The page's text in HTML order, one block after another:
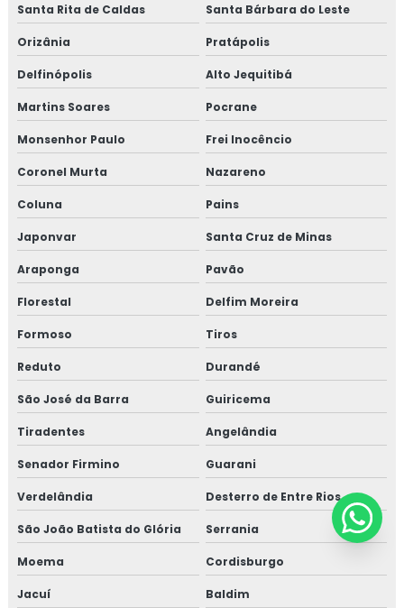
Santa Rita de Caldas Santa Bárbara do Leste
Orizânia Pratápolis
Delfinópolis Alto Jequitibá
Martins Soares Pocrane
Monsenhor Paulo Frei Inocêncio
Coronel Murta Nazareno
Coluna Pains
Japonvar Santa Cruz de Minas
Araponga Pavão
Florestal Delfim Moreira
Formoso Tiros
Reduto Durandé
São José da Barra Guiricema
Tiradentes Angelândia
Senador Firmino Guarani
Verdelândia Desterro de Entre Rios
São João Batista do Glória Serrania
Moema Cordisburgo
Jacuí Baldim